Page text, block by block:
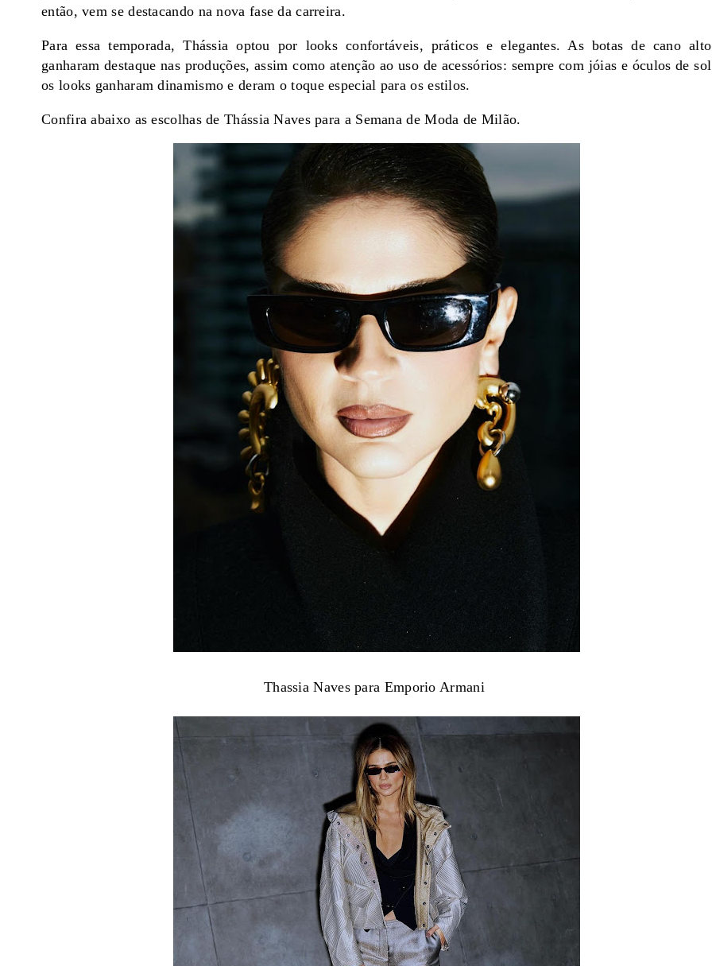
então, vem se destacando na nova fase da carreira.
Para essa temporada, Thássia optou por looks confortáveis, práticos e elegantes. As botas de cano alto
ganharam destaque nas produções, assim como atenção ao uso de acessórios: sempre com jóias e óculos de sol
os looks ganharam dinamismo e deram o toque especial para os estilos.
Confira abaixo as escolhas de Thássia Naves para a Semana de Moda de Milão.
Thassia Naves para Emporio Armani